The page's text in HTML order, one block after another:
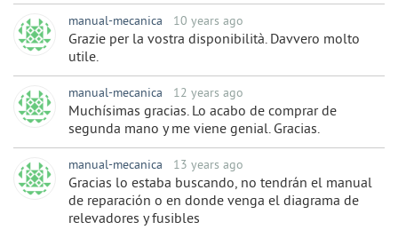
manual-mecanica 10 years ago
Grazie per la vostra disponibilità. Davvero molto
utile.
manual-mecanica 12 years ago
Muchísimas gracias. Lo acabo de comprar de
segunda mano y me viene genial. Gracias.
manual-mecanica 13 years ago
Gracias lo estaba buscando, no tendrán el manual
de reparación o en donde venga el diagrama de
relevadores y fusibles